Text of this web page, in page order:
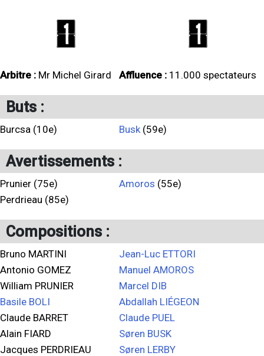
1 1
Arbitre : Mr Michel Girard Affluence : 11.000 spectateurs
Buts :
Burcsa (10e) Busk(59e)
Avertissements :
Prunier (75e)
Perdrieau (85e)
Amoros (55e)
Compositions :
Bruno MARTINI
Antonio GOMEZ
William PRUNIER
Basile BOLI
Claude BARRET
Alain FIARD
Jacques PERDRIEAU
Jean-Luc ETTORI
Manuel AMOROS
Marcel DIB
Abdallah LIÉGEON
Claude PUEL
Søren BUSK
Søren LERBY